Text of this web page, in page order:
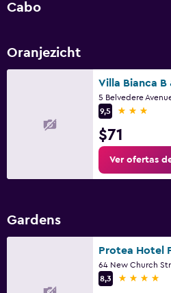
Cabo
Oranjezicht
Villa Bianca B
9,5
3 estrellas
$71
Ver ofertas
Gardens
8,3
4 estrellas